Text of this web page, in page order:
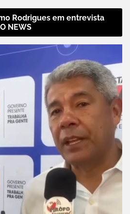
Rodrigues em entrevista
NEWS